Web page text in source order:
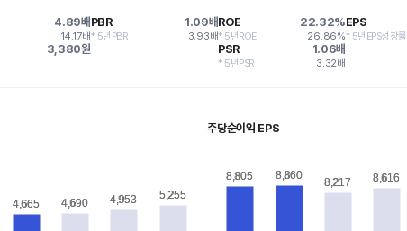
4.89배
14.17배
PBR 1.09배
* 5년PBR 3.93배
ROE 22.32%
* 5년ROE 26.86%
EPS
* 5년EPS성장률
3,380원 PSR 1.06배
* 5년PSR 3.32배
4,665
4,665 4,690
4,690 4,953
4,953 5,255
5,255
주당순이익 EPS
8,805
8,805 8,860
8,860
8,217
8,217 8,616
8,616